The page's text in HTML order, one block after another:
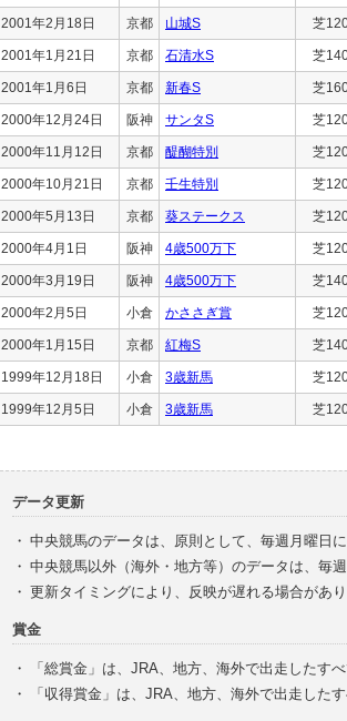
2001年2月18日 京都 山城S 芝
2001年1月21日 京都 石清水S 芝
2001年1月6日 京都 新春S 芝
2000年12月24日 阪神 サンタS 芝
2000年11月12日 京都 醍醐特別 芝
2000年10月21日 京都 壬生特別 芝
2000年5月13日 京都 葵ステークス 芝
2000年4月1日 阪神 4歳500万下 芝
2000年3月19日 阪神 4歳500万下 芝
2000年2月5日 小倉 かささぎ賞 芝
2000年1月15日 京都 紅梅S 芝
1999年12月18日 小倉 3歳新馬 芝
1999年12月5日 小倉 3歳新馬 芝
データ更新
・ 中央競馬のデータは、原則として、毎週月曜日
・ 中央競馬以外（海外・地方等）のデータは、毎
・ 更新タイミングにより、反映が遅れる場合があ
賞金
・
「総賞金」は、JRA、地方、海外で出走したす
・
「収得賞金」は、JRA、地方、海外で出走した